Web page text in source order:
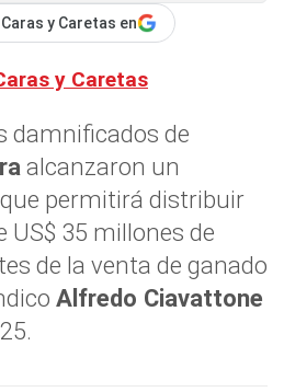
y Caretas en
y Caretas
damnificados de
alcanzaron un
permitirá distribuir
35 millones de
de la venta de ganado
Alfredo Ciavattone